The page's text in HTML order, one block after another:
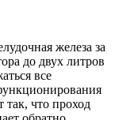
железа за
до двух литров
все
так, что проход